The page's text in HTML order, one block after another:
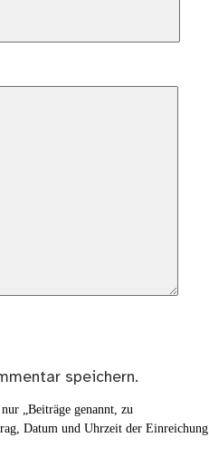
speichern.
„Beiträge genannt, zu
Datum und Uhrzeit der Einreichung